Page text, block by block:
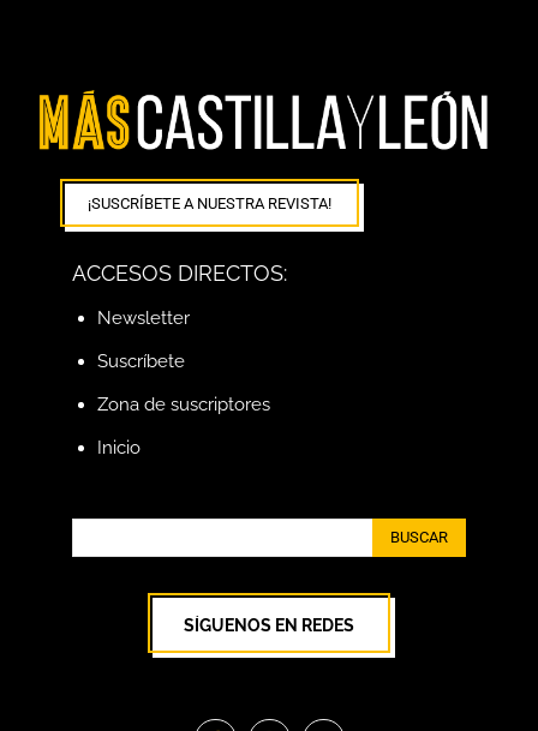
¡SUSCRÍBETE A NUESTRA REVISTA!
ACCESOS DIRECTOS:
Newsletter
Suscríbete
Zona de suscriptores
Inicio
BUSCAR
SÍGUENOS EN REDES